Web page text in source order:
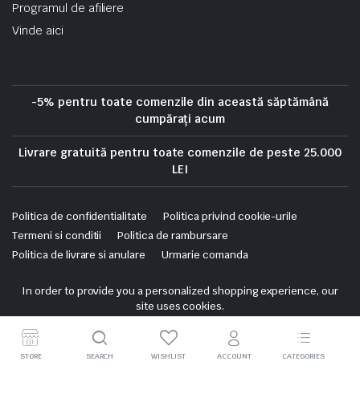
Programul de afiliere
Vinde aici
-5% pentru toate comenzile din această săptămână
cumpărați acum
Livrare gratuită pentru toate comenzile de peste 25.000
LEI
Politica de confidentialitate
Politica privind cookie-urile
Termeni si conditii
Politica de rambursare
Politica de livrare si anulare
Urmarie comanda
Copyright 2025 © Skrekis. All right reserved. Powered by iTistul.ro.
In order to provide you a personalized shopping experience, our
site uses cookies.
cookie policy.
Accept Cookies
STORE SEARCH WISHLIST ACCOUNT CATEGORIES